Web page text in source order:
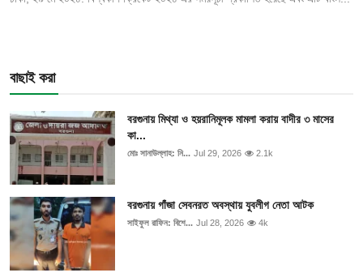
বাছাই করা
বরগুনায় মিথ্যা ও হয়রানিমূলক মামলা করায় বাদীর ৩ মাসের
কা...
মোঃ সানাউল্লাহ: নি... Jul 29, 2026 2.1k
বরগুনায় গাঁজা সেবনরত অবস্থায় যুবলীগ নেতা আটক
সাইফুল রাফিন: বিশে... Jul 28, 2026 4k